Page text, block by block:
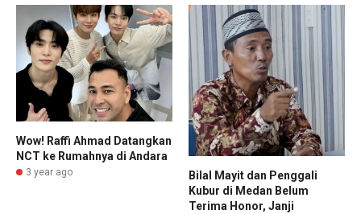
Wow! Raffi Ahmad Datangkan
NCT ke Rumahnya di Andara
3 year ago
Bilal Mayit dan Penggali
Kubur di Medan Belum
Terima Honor, Janji